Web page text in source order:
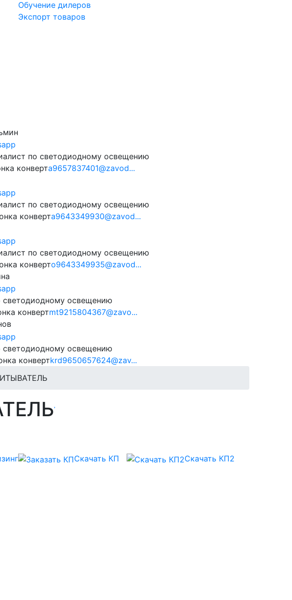
Обучение дилеров
Экспорт товаров
по светодиодному освещению
a9657837401@zavod...
по светодиодному освещению
a9643349930@zavod...
по светодиодному освещению
o9643349935@zavod...
светодиодному освещению
mt9215804367@zavo...
светодиодному освещению
krd9650657624@zav...
Скачать КП Скачать КП2